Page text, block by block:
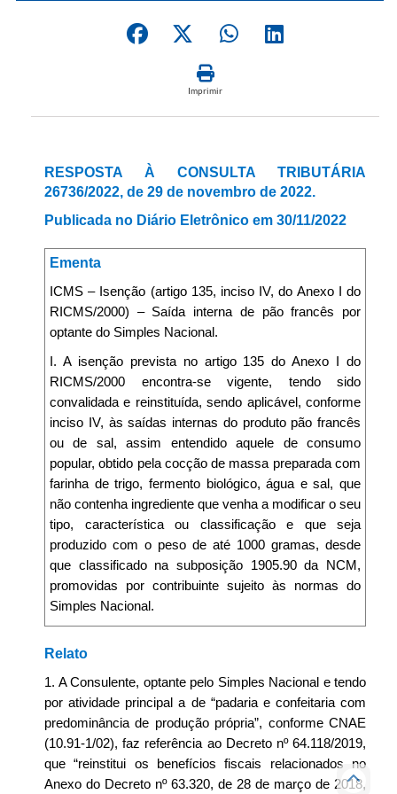
Imprimir
RESPOSTA À CONSULTA TRIBUTÁRIA
26736/2022, de 29 de novembro de 2022.
Publicada no Diário Eletrônico em 30/11/2022
Ementa
ICMS – Isenção (artigo 135, inciso IV, do Anexo I do
RICMS/2000) – Saída interna de pão francês por
optante do Simples Nacional.
I. A isenção prevista no artigo 135 do Anexo I do
RICMS/2000 encontra-se vigente, tendo sido
convalidada e reinstituída, sendo aplicável, conforme
inciso IV, às saídas internas do produto pão francês
ou de sal, assim entendido aquele de consumo
popular, obtido pela cocção de massa preparada com
farinha de trigo, fermento biológico, água e sal, que
não contenha ingrediente que venha a modificar o seu
tipo, característica ou classificação e que seja
produzido com o peso de até 1000 gramas, desde
que classificado na subposição 1905.90 da NCM,
promovidas por contribuinte sujeito às normas do
Simples Nacional.
Relato
1. A Consulente, optante pelo Simples Nacional e tendo
por atividade principal a de “padaria e confeitaria com
predominância de produção própria”, conforme CNAE
(10.91-1/02), faz referência ao Decreto nº 64.118/2019,
que “reinstitui os benefícios fiscais relacionados no
Anexo do Decreto nº 63.320, de 28 de março de 2018,